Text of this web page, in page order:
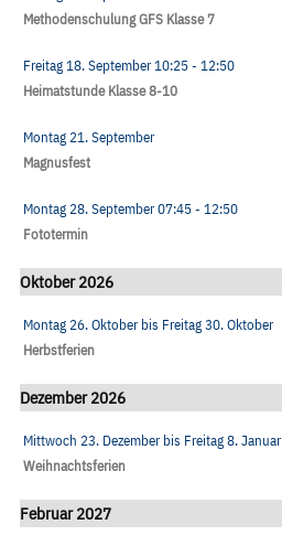
Methodenschulung GFS Klasse 7
Freitag 18. September10:25- 12:50
Heimatstunde Klasse 8-10
Montag 21. September
Magnusfest
Montag 28. September07:45- 12:50
Fototermin
Oktober 2026
Montag 26. Oktoberbis Freitag 30. Oktober
Herbstferien
Dezember 2026
Mittwoch 23. Dezemberbis Freitag 8. Januar
Weihnachtsferien
Februar 2027